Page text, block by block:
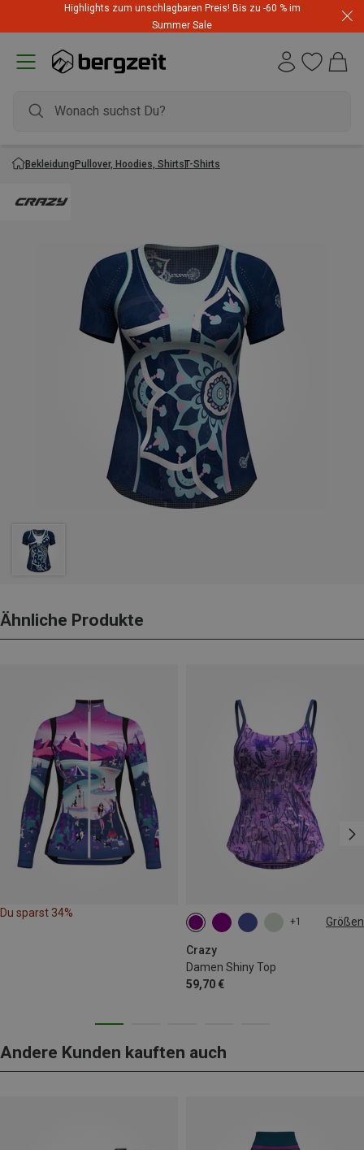
Highlights zum unschlagbaren Preis! Bis zu -60 % im
Summer Sale
BekleidungPullover, Hoodies, ShirtsT-Shirts
Ähnliche Produkte
Du sparst 34%
+1 Größen
Crazy
Damen Shiny Top
59,70 €
XS S M
Andere Kunden kauften auch